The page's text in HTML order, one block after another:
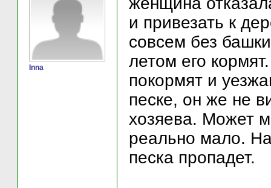
Inna
и привезать к
совсем без
летом его
покормят и
песке, он же не
хозяева. Может
реально мало.
песка пропадет.